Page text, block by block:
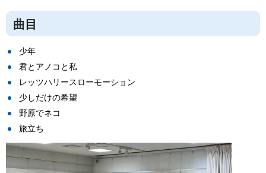
曲目
少年
君とアノコと私
レッツハリースローモーション
少しだけの希望
野原でネコ
旅立ち